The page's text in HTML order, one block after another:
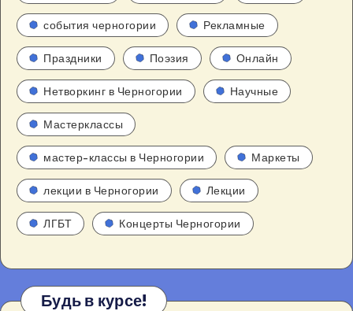
события черногории Рекламные
Праздники Поэзия Онлайн
Нетворкинг в Черногории Научные
Мастерклассы
мастер-классы в Черногории Маркеты
лекции в Черногории Лекции
ЛГБТ Концерты Черногории
Будь в курсе!